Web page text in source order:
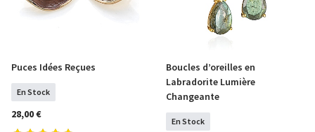
COMMANDER
Puces Idées Reçues
En Stock
28,00 €
COMMANDER
Boucles d’oreilles en
Labradorite Lumière
Changeante
En Stock